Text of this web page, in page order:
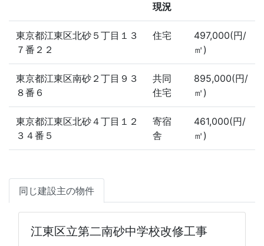
現況
東京都江東区北砂５丁目１３
７番２２
住宅
497,000(円/
㎡)
東京都江東区南砂２丁目９３
８番６
共同
住宅
895,000(円/
㎡)
東京都江東区北砂４丁目１２
３４番５
寄宿
舎
461,000(円/
㎡)
同じ建設主の物件
江東区立第二南砂中学校改修工事